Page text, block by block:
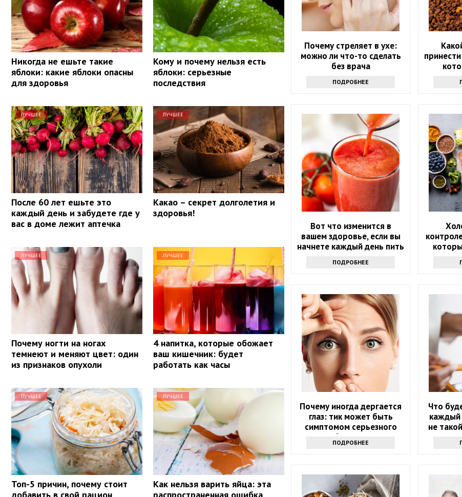
Никогда не ешьте такие
яблоки: какие яблоки опасны
для здоровья
Кому и почему нельзя есть
яблоки: серьезные
последствия
ЛУЧШЕЕ
После 60 лет ешьте это
каждый день и забудете где у
вас в доме лежит аптечка
ЛУЧШЕЕ
Какао – секрет долголетия и
здоровья!
ЛУЧШЕЕ
Почему ногти на ногах
темнеют и меняют цвет: один
из признаков опухоли
ЛУЧШЕЕ
4 напитка, которые обожает
ваш кишечник: будет
работать как часы
ЛУЧШЕЕ
Топ-5 причин, почему стоит
добавить в свой рацион
ЛУЧШЕЕ
Как нельзя варить яйца: эта
распространенная ошибка
Почему стреляет в ухе:
можно ли что-то сделать
без врача
ПОДРОБНЕЕ
Вот что изменится в
вашем здоровье, если вы
начнете каждый день пить
томатный сок
ПОДРОБНЕЕ
Почему иногда дергается
глаз: тик может быть
симптомом серьезного
заболевания
ПОДРОБНЕЕ
Что
каждый
не